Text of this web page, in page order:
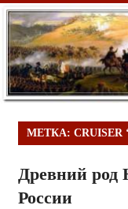
МЕТКА: CRUISER
Древний род
России